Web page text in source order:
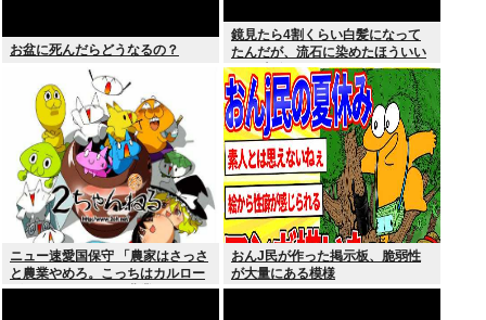
お盆に死んだらどうなるの？
鏡見たら4割くらい白髪になって
たんだが、流石に染めたほういい
の ？半分おじいちゃんでドン引き
したわ
ニュー速愛国保守 「農家はさっさ
と農業やめろ。こっちはカルロー
ズでいいんだから。農業されたら
おんJ民が作った掲示板、脆弱性
が大量にある模様